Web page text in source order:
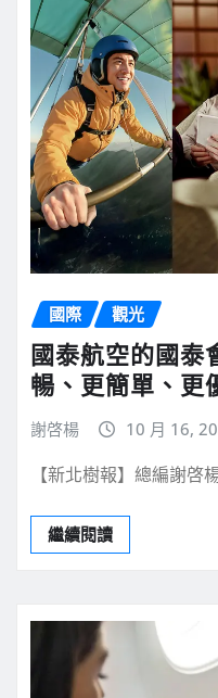
國際 觀光
國泰航空的國泰
暢、更簡單、更
謝啓楊 10 月 16,
【新北樹報】總編謝
繼續閱讀